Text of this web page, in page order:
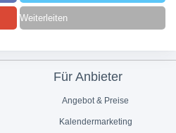
Weiterleiten
Für Anbieter
Angebot & Preise
Kalendermarketing